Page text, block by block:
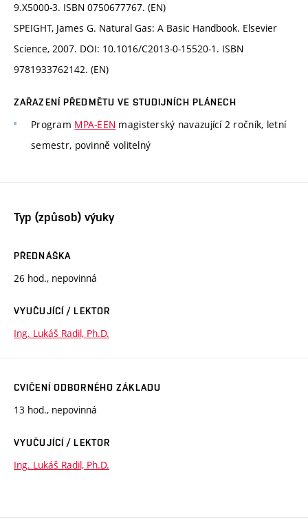
9.X5000-3. ISBN 0750677767. (EN)
SPEIGHT, James G. Natural Gas: A Basic Handbook. Elsevier
Science, 2007. DOI: 10.1016/C2013-0-15520-1. ISBN
9781933762142. (EN)
ZAŘAZENÍ PŘEDMĚTU VE STUDIJNÍCH PLÁNECH
Program MPA-EEN magisterský navazující 2 ročník, letní
semestr, povinně volitelný
Typ (způsob) výuky
PŘEDNÁŠKA
26 hod., nepovinná
VYUČUJÍCÍ / LEKTOR
Ing. Lukáš Radil, Ph.D.
CVIČENÍ ODBORNÉHO ZÁKLADU
13 hod., nepovinná
VYUČUJÍCÍ / LEKTOR
Ing. Lukáš Radil, Ph.D.